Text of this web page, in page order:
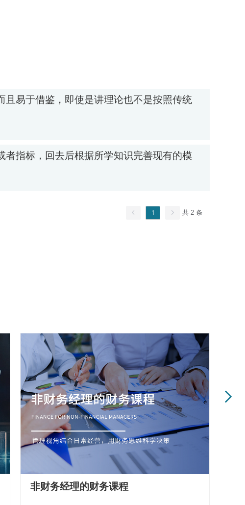
1 共 2 条
非财务经理的财务课程